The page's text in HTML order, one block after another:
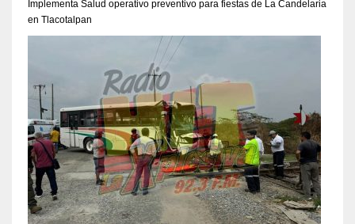
Implementa Salud operativo preventivo para fiestas de La Candelaria
en Tlacotalpan